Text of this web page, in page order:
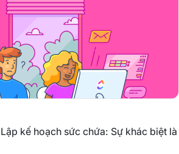
kế hoạch sức chứa: Sự khác biệt là